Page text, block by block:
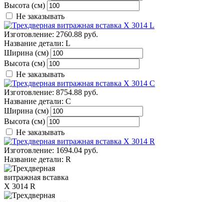
Высота (см)
Не заказывать
Изготовление: 2760.88 руб.
Название детали: L
Ширина (см)
Высота (см)
Не заказывать
Изготовление: 8754.88 руб.
Название детали: C
Ширина (см)
Высота (см)
Не заказывать
Изготовление: 1694.04 руб.
Название детали: R